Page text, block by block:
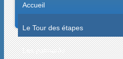
Accueil
Le Tour des étapes
Les palmarès